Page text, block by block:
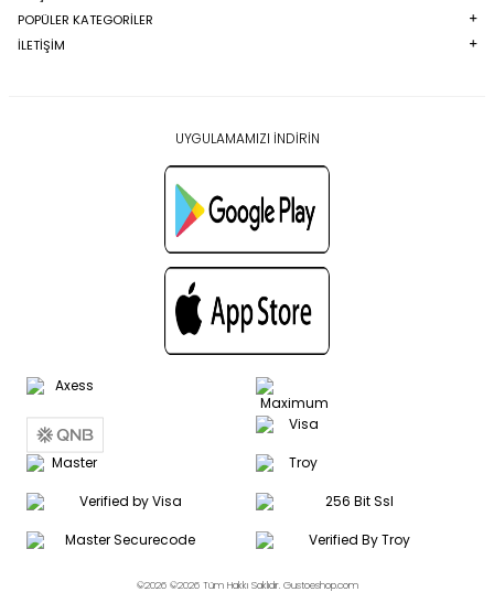
POPÜLER KATEGORILER
İLETİŞİM
UYGULAMAMIZI İNDİRİN
©2026 ©2026 Tüm Hakkı Saklıdır. Gustoeshop.com